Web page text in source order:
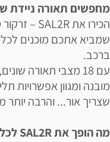
מחפשים תאורה ניידת
שמביא אתכם מוכנים
ברכב.
מובנה ומגוון אפשרויות
שצריך אור... והרבה יותר
מה הופך את SAL2R לכל כך מיוחד?